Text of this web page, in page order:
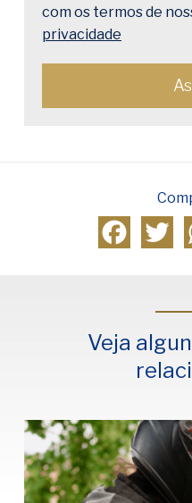
com os termos de
privacidade
Veja